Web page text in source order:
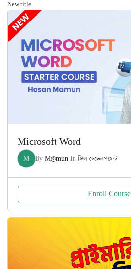
New title
Microsoft Word
M By M@mun Inস্কিল ডেভেলপমেন্ট
Enroll Course